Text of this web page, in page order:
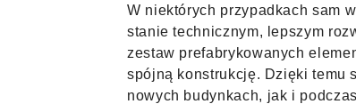
W niektórych przypadkach sam
stanie technicznym, lepszym
zestaw prefabrykowanych
spójną konstrukcję. Dzięki temu
nowych budynkach, jak i